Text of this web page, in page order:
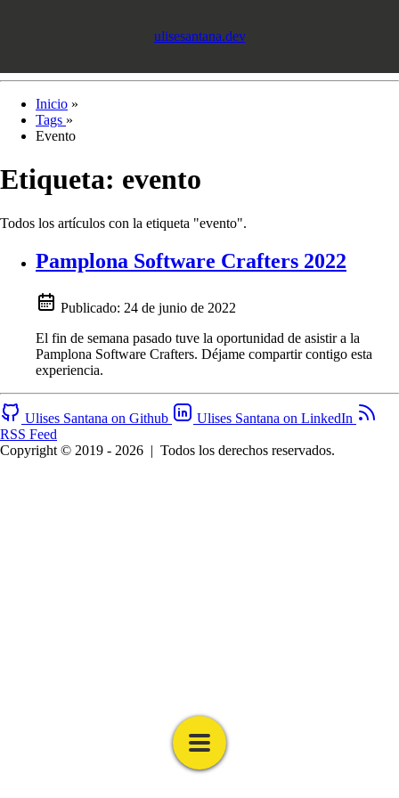
ulisesantana.dev
Inicio »
Tags »
Evento
Etiqueta: evento
Todos los artículos con la etiqueta "evento".
Pamplona Software Crafters 2022
Publicado: 24 de junio de 2022
El fin de semana pasado tuve la oportunidad de asistir a la
Pamplona Software Crafters. Déjame compartir contigo esta
experiencia.
Ulises Santana on Github
Ulises Santana on LinkedIn
RSS Feed
Copyright © 2019 - 2026 | Todos los derechos reservados.